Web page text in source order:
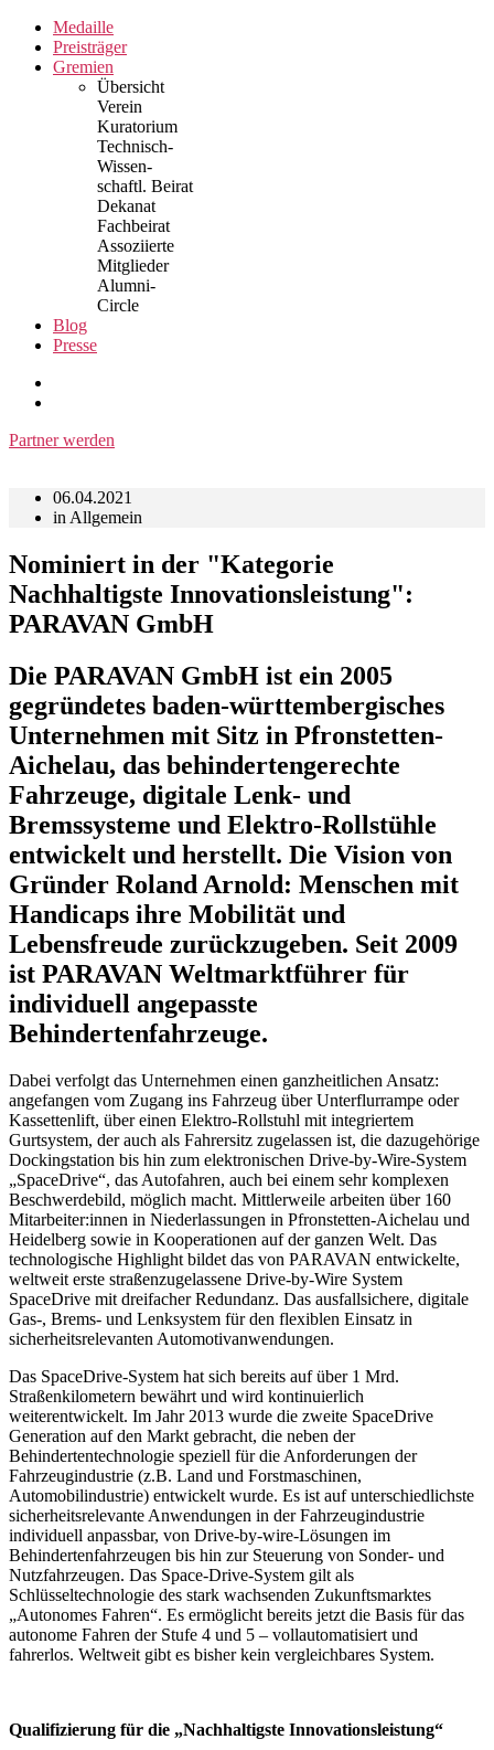
Zum
Inhalt
springen
Medaille
Preisträger
Gremien
Übersicht
Verein
Kuratorium
Technisch-
Wissen-
schaftl. Beirat
Dekanat
Fachbeirat
Assoziierte
Mitglieder
Alumni-
Circle
Blog
Presse
Partner werden
06.04.2021
in Allgemein
Nominiert in der "Kategorie
Nachhaltigste Innovationsleistung":
PARAVAN GmbH
Die PARAVAN GmbH ist ein 2005
gegründetes baden-württembergisches
Unternehmen mit Sitz in Pfronstetten-
Aichelau, das behindertengerechte
Fahrzeuge, digitale Lenk- und
Bremssysteme und Elektro-Rollstühle
entwickelt und herstellt. Die Vision von
Gründer Roland Arnold: Menschen mit
Handicaps ihre Mobilität und
Lebensfreude zurückzugeben. Seit 2009
ist PARAVAN Weltmarktführer für
individuell angepasste
Behindertenfahrzeuge.
Dabei verfolgt das Unternehmen einen ganzheitlichen Ansatz:
angefangen vom Zugang ins Fahrzeug über Unterflurrampe oder
Kassettenlift, über einen Elektro-Rollstuhl mit integriertem
Gurtsystem, der auch als Fahrersitz zugelassen ist, die dazugehörige
Dockingstation bis hin zum elektronischen Drive-by-Wire-System
„SpaceDrive“, das Autofahren, auch bei einem sehr komplexen
Beschwerdebild, möglich macht. Mittlerweile arbeiten über 160
Mitarbeiter:innen in Niederlassungen in Pfronstetten-Aichelau und
Heidelberg sowie in Kooperationen auf der ganzen Welt. Das
technologische Highlight bildet das von PARAVAN entwickelte,
weltweit erste straßenzugelassene Drive-by-Wire System
SpaceDrive mit dreifacher Redundanz. Das ausfallsichere, digitale
Gas-, Brems- und Lenksystem für den flexiblen Einsatz in
sicherheitsrelevanten Automotivanwendungen.
Das SpaceDrive-System hat sich bereits auf über 1 Mrd.
Straßenkilometern bewährt und wird kontinuierlich
weiterentwickelt. Im Jahr 2013 wurde die zweite SpaceDrive
Generation auf den Markt gebracht, die neben der
Behindertentechnologie speziell für die Anforderungen der
Fahrzeugindustrie (z.B. Land und Forstmaschinen,
Automobilindustrie) entwickelt wurde. Es ist auf unterschiedlichste
sicherheitsrelevante Anwendungen in der Fahrzeugindustrie
individuell anpassbar, von Drive-by-wire-Lösungen im
Behindertenfahrzeugen bis hin zur Steuerung von Sonder- und
Nutzfahrzeugen. Das Space-Drive-System gilt als
Schlüsseltechnologie des stark wachsenden Zukunftsmarktes
„Autonomes Fahren“. Es ermöglicht bereits jetzt die Basis für das
autonome Fahren der Stufe 4 und 5 – vollautomatisiert und
fahrerlos. Weltweit gibt es bisher kein vergleichbares System.
Qualifizierung für die „Nachhaltigste Innovationsleistung“